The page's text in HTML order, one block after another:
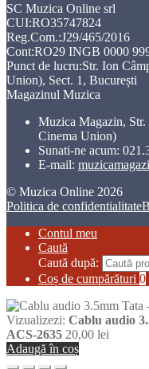
SC Muzica Online srl
CUI:RO35747824
Reg.Com.:J29/465/2016
Cont:RO29 INGB 0000
Punct de lucru:Str. Ion
Union), Sect. 1, București
Magazinul Muzica
Muzica Magazin, Str.
Cinema Union)
Sunati-ne acum:
E-mail:
© Muzica Online 2026
Politica de confidentialitate
Contul meu
Caută
Caută după:
Coș de cumpărături 0
Vizualizezi: Cablu audio
ACS-2635 20,00 lei
Adaugă în coș